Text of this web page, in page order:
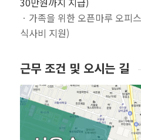
ㆍ가족을 위한 오픈마루 오피
식사비 지원)
근무 조건 및 오시는 길